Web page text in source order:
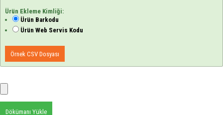
Ürün Ekleme Kimliği:
Ürün Barkodu
Ürün Web Servis Kodu
Örnek CSV Dosyası
Dökümanı Yükle